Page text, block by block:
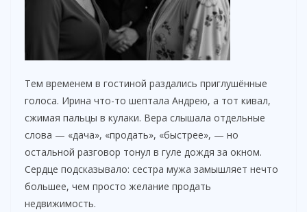
Тем временем в гостиной раздались приглушённые
голоса. Ирина что-то шептала Андрею, а тот кивал,
сжимая пальцы в кулаки. Вера слышала отдельные
слова — «дача», «продать», «быстрее», — но
остальной разговор тонул в гуле дождя за окном.
Сердце подсказывало: сестра мужа замышляет нечто
большее, чем просто желание продать
недвижимость.